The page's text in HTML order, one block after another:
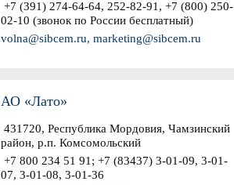
+7 (391) 274-64-64, 252-82-91, +7 (800) 250-
02-10 (звонок по России бесплатный)
volna@sibcem.ru, marketing@sibcem.ru
АО «Лато»
431720, Республика Мордовия, Чамзинский
район, р.п. Комсомольский
+7 800 234 51 91; +7 (83437) 3-01-09, 3-01-
07, 3-01-08, 3-01-36